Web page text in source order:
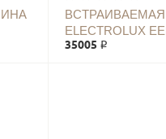
ELECTROLUX
35005 ₽